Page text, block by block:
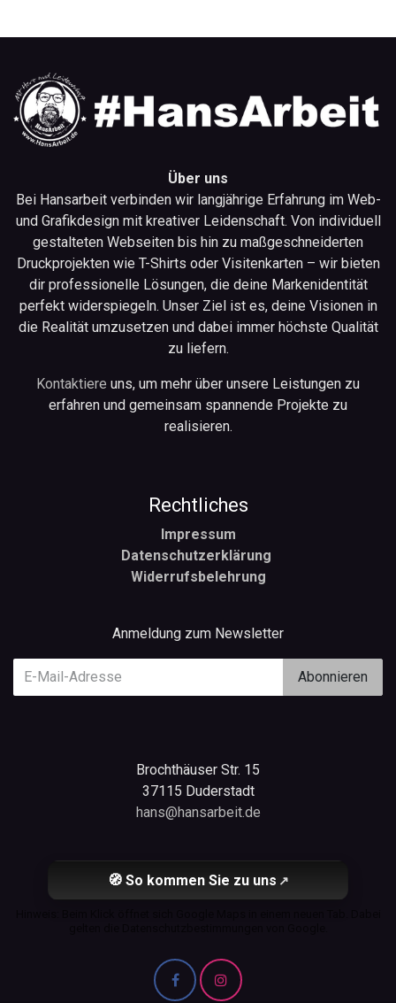
Rechtliches
Impressum
Datenschutzerklärung
Widerrufsbelehrung
Anmeldung zum Newsletter
Abonnieren
Über uns
Bei Hansarbeit verbinden wir langjährige Erfahrung im Web-
und Grafikdesign mit kreativer Leidenschaft. Von individuell
gestalteten Webseiten bis hin zu maßgeschneiderten
Druckprojekten wie T-Shirts oder Visitenkarten – wir bieten
dir professionelle Lösungen, die deine Markenidentität
perfekt widerspiegeln. Unser Ziel ist es, deine Visionen in
die Realität umzusetzen und dabei immer höchste Qualität
zu liefern.
Kontaktiere uns, um mehr über unsere Leistungen zu
erfahren und gemeinsam spannende Projekte zu
realisieren.
Brochthäuser Str. 15
37115 Duderstadt
hans@hansarbeit.de
🧭 So kommen Sie zu uns ↗